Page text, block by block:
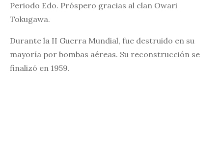
Periodo Edo. Próspero gracias al clan Owari
Tokugawa.
Durante la II Guerra Mundial, fue destruido en su
mayoría por bombas aéreas. Su reconstrucción se
finalizó en 1959.